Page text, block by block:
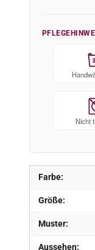
Farbe:
Größe:
Muster:
Aussehen:
Nicht